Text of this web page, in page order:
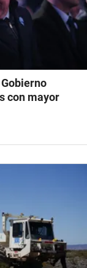
con mayor